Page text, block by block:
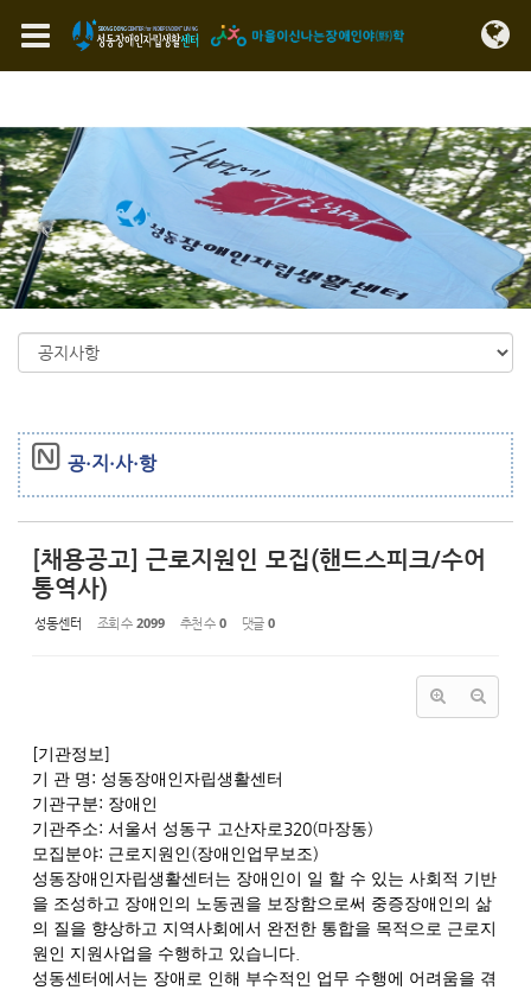
공·지·사·항
[채용공고] 근로지원인 모집(핸드스피크/수어
통역사)
성동센터 조회 수 2099 추천 수 0 댓글 0
[기관정보]
기 관 명 : 성동장애인자립생활센터
기관구분: 장애인
기관주소: 서울서 성동구 고산자로320(마장동)
모집분야: 근로지원인 (장애인업무보조)
성동장애인자립생활센터는 장애인이 일 할 수 있는 사회적 기반
을 조성하고 장애인의 노동권을 보장함으로써 중증장애인의 삶
의 질을 향상하고 지역사회에서 완전한 통합을 목적으로 근로지
원인 지원사업을 수행하고 있습니다
성동센터에서는 장애로 인해 부수적인 업무 수행에 어려움을 겪